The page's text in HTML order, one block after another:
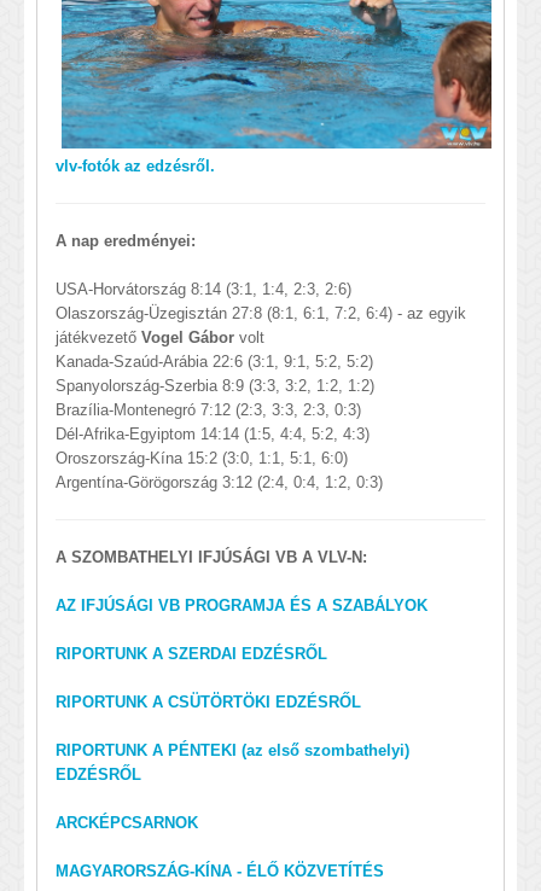
vlv-fotók az edzésről.
A nap eredményei:
USA-Horvátország 8:14 (3:1, 1:4, 2:3, 2:6)
Olaszország-Üzegisztán 27:8 (8:1, 6:1, 7:2, 6:4) - az egyik
játékvezető Vogel Gábor volt
Kanada-Szaúd-Arábia 22:6 (3:1, 9:1, 5:2, 5:2)
Spanyolország-Szerbia 8:9 (3:3, 3:2, 1:2, 1:2)
Brazília-Montenegró 7:12 (2:3, 3:3, 2:3, 0:3)
Dél-Afrika-Egyiptom 14:14 (1:5, 4:4, 5:2, 4:3)
Oroszország-Kína 15:2 (3:0, 1:1, 5:1, 6:0)
Argentína-Görögország 3:12 (2:4, 0:4, 1:2, 0:3)
A SZOMBATHELYI IFJÚSÁGI VB A VLV-N:
AZ IFJÚSÁGI VB PROGRAMJA ÉS A SZABÁLYOK
RIPORTUNK A SZERDAI EDZÉSRŐL
RIPORTUNK A CSÜTÖRTÖKI EDZÉSRŐL
RIPORTUNK A PÉNTEKI (az első szombathelyi)
EDZÉSRŐL
ARCKÉPCSARNOK
MAGYARORSZÁG-KÍNA - ÉLŐ KÖZVETÍTÉS